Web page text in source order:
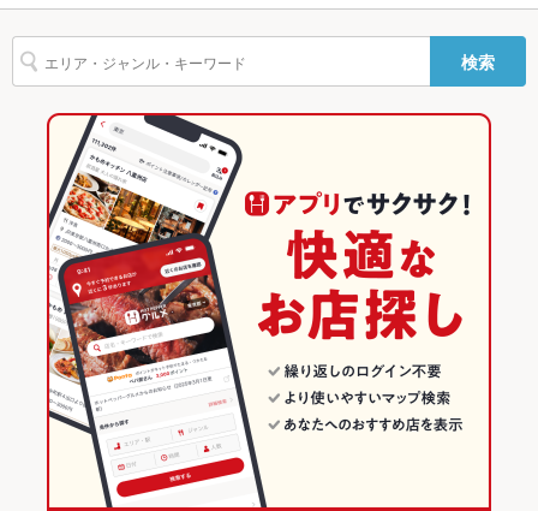
バリアフリ
なし
駐車場 なし
その他設備 －
飲み放題 あり
食べ放題 あり
カクテル充実、焼酎充実
お子様連れ お子様連れOK
ウェディン
グパーティ
－
旭川駅 × 焼肉・ホルモン
旭川駅 × 焼肉
ダイニングバー・バル
ビアホール
旭川 × ダイニングバー・バル
旭川 × ビアホール
旭川駅 × ダイニングバー・バル
旭川駅 × ビアホール
旭川市中心部 × ダイニングバー・バル
旭川市中心部 × ビアホール
北海道 × 焼肉・ホルモン
北海道 × 焼肉
北海道 × ダイニングバー・バル
北海道 × ビアホール
アヒージョ 生ハム たこ焼き
北海道のグルメランキング
北海道の焼肉・ホルモンランキング
旭川のグルメランキング
旭川の焼肉・ホルモンランキング
旭川市中心部のグルメランキング
旭川市中心部の焼肉・ホルモンランキング
検索